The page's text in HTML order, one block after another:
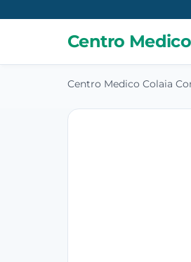
Centro
Centro Medico Colaia